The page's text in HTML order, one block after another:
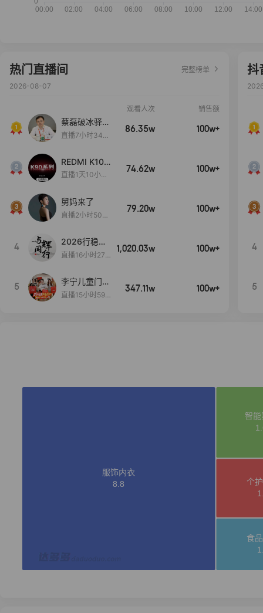
热门直播间
完整榜单
2026-08-07
观看人次 销售额
蔡磊破冰驿站
直播间好物分
直播7小时34分
86.35w 100w+
REDMI K100
Pro系列新品
启！
直播1天10小时
74.62w 100w+
舅妈来了
直播2小时50分
79.20w 100w+
4
2026行稳致
远
直播16小时27
1,020.03w 100w+
5
李宁儿童门店
爆款赤兔8pr
直播15小时59
347.11w 100w+
抖
4
5